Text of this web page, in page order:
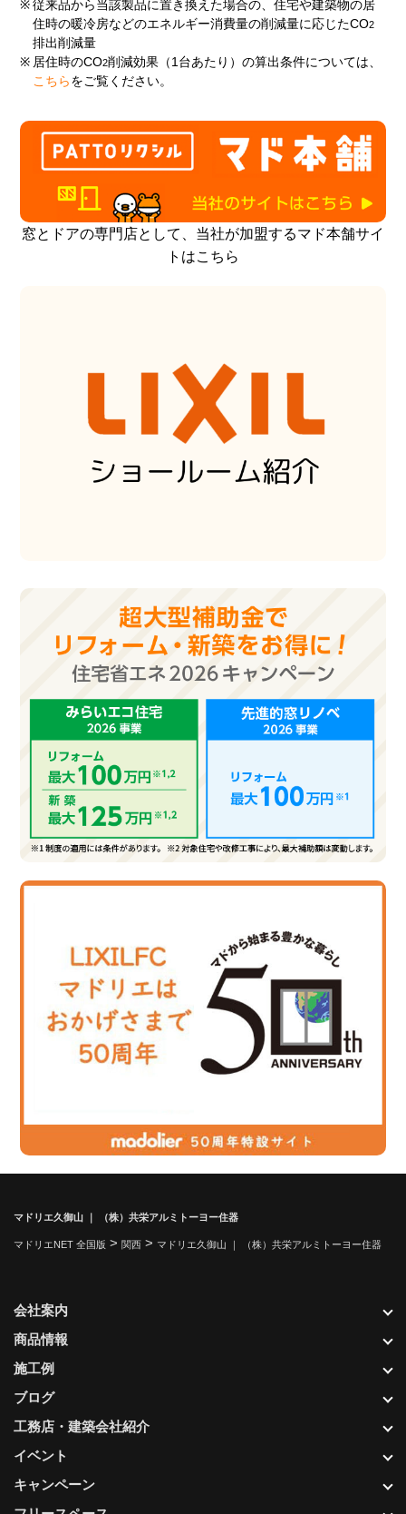
※ 従来品から当該製品に置き換えた場合の、住宅や建築物の居
住時の暖冷房などのエネルギー消費量の削減量に応じたCO2
排出削減量
※ 居住時のCO2削減効果（1台あたり）の算出条件については、
こちら をご覧ください。
窓とドアの専門店として、当社が加盟するマド本舗サイ
トはこちら
マドリエ久御山 ｜ （株）共栄アルミトーヨー住器
マドリエNET 全国版 > 関西 > マドリエ久御山 ｜ （株）共栄アルミトーヨー住器
会社案内
商品情報
施工例
ブログ
工務店・建築会社紹介
イベント
キャンペーン